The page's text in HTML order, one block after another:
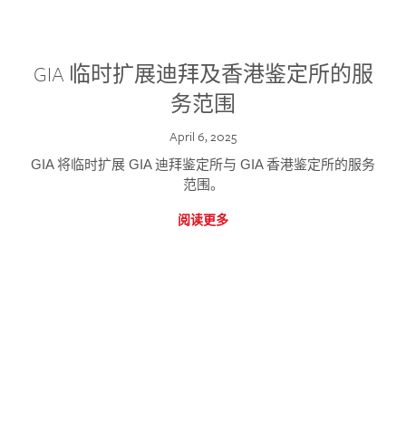
GIA 临时扩展迪拜及香港鉴定所的服
务范围
April 6, 2025
GIA 将临时扩展 GIA 迪拜鉴定所与 GIA 香港鉴定所的服务
范围。
阅读更多